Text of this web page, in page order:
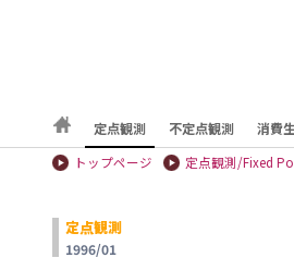
定点観測 不定点観測 消費
トップページ 定点観測/Fixed
定点観測
1996/01